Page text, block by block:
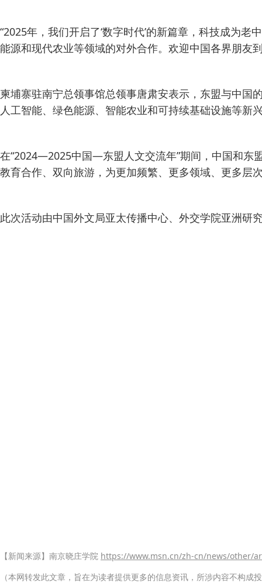
“2025年，我们开启了‘数字时代’的新篇章，科技成为
能源和现代农业等领域的对外合作。欢迎中国各界朋友
柬埔寨驻南宁总领事馆总领事唐肃安表示，东盟与中国
人工智能、绿色能源、智能农业和可持续基础设施等新
在“2024—2025中国—东盟人文交流年”期间，中国和东
教育合作、双向旅游，为更加频繁、更多领域、更多层
此次活动由中国外文局亚太传播中心、外交学院亚洲研
【新闻来源】南京晓庄学院 https://www.msn.cn/zh-cn/news/other/
（本网转发此文章，旨在为读者提供更多的信息资讯，所涉内容不构